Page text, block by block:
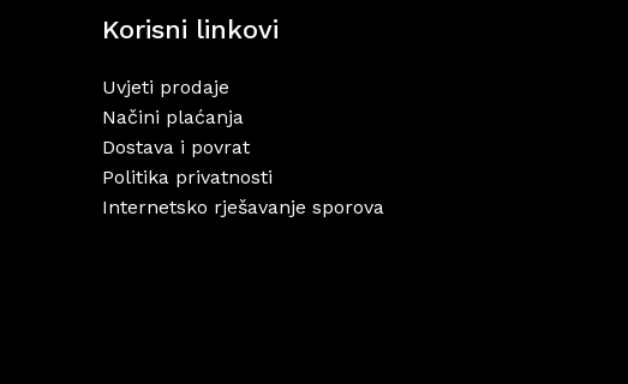
Korisni linkovi
Uvjeti prodaje
Načini plaćanja
Dostava i povrat
Politika privatnosti
Internetsko rješavanje sporova